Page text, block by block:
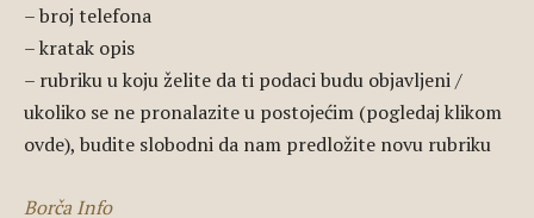
– broj telefona
– kratak opis
– rubriku u koju želite da ti podaci budu objavljeni /
ukoliko se ne pronalazite u postojećim (pogledaj klikom
ovde), budite slobodni da nam predložite novu rubriku
Borča Info